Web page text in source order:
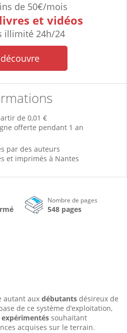
de 50€/mois
et vidéos
illimité 24h/24
découvre
de 0,01 €
offerte pendant 1 an
par des auteurs
et imprimés à Nantes
Nombre de pages
548 pages
autant aux débutants désireux de
de ce système d’exploitation,
expérimentés souhaitant
acquises sur le terrain.